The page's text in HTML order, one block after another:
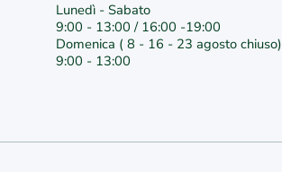
Lunedì - Sabato
9:00 - 13:00 / 16:00 -19:00
Domenica ( 8 - 16 - 23 agosto chiuso)
9:00 - 13:00